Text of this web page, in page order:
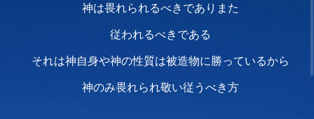
神は畏れられるべきでありまた
従われるべきである
それは神自身や神の性質は被造物に勝っているから
神のみ畏れられ敬い従うべき方